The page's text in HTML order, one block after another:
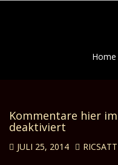
Home
Kommentare hier
deaktiviert
JULI 25, 2014